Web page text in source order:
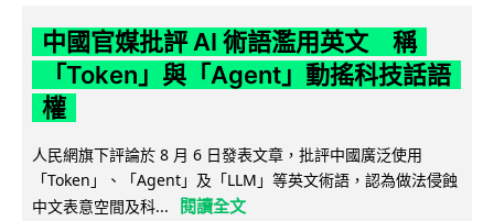
中國官媒批評 AI 術語濫用英文 稱
「Token」與「Agent」動搖科技話語
權
人民網旗下評論於 8 月 6 日發表文章，批評中國廣泛使用
「Token」、「Agent」及「LLM」等英文術語，認為做法侵蝕
中文表意空間及科...
閱讀全文